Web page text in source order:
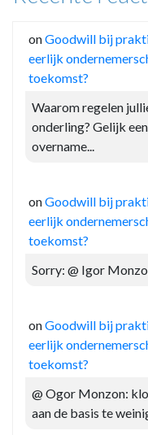
onGoodwill bij
eerlijk
toekomst?
Waarom regelen
onderling? Gelijk
overname...
onGoodwill bij
eerlijk
toekomst?
Sorry: @ Igor
onGoodwill bij
eerlijk
toekomst?
@ Ogor Monzon:
aan de basis te